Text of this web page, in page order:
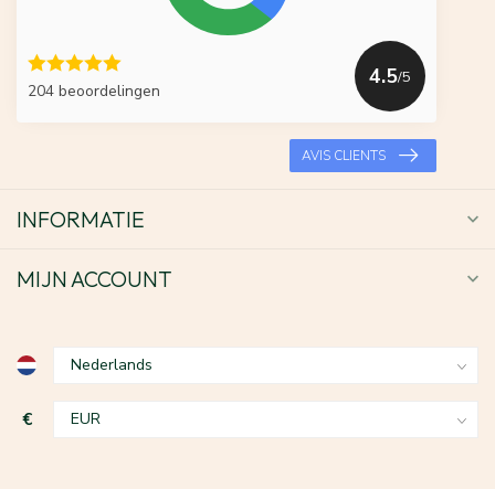
204 beoordelingen
4.5/5
AVIS CLIENTS
INFORMATIE
MIJN ACCOUNT
€